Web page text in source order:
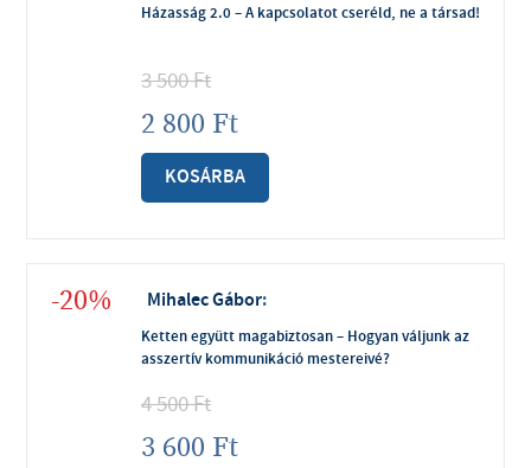
Házasság 2.0 – A kapcsolatot cseréld, ne a társad!
3 500Ft
2 800 Ft
KOSÁRBA
-20% Mihalec Gábor:
Ketten együtt magabiztosan – Hogyan váljunk az
asszertív kommunikáció mestereivé?
4 500Ft
3 600 Ft